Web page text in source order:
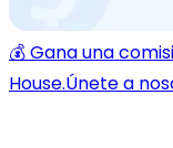
💰 Gana una
House.Únete a